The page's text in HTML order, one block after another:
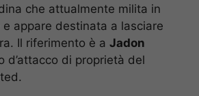
che attualmente milita in
e appare destinata a lasciare
Il riferimento è a Jadon
d’attacco di proprietà del